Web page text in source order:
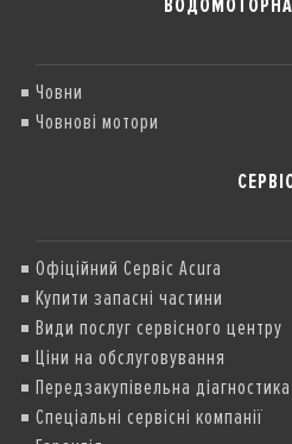
Човни
Човнові мотори
Офіційний Сервіс Acura
Купити запасні частини
Види послуг сервісного центру
Ціни на обслуговування
Передзакупівельна діагностика
Спеціальні сервісні компанії